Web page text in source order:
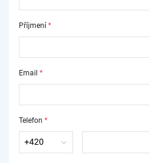
Příjmení *
Email *
Telefon *